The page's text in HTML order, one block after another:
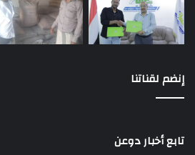
إنضم لقناتنا
تابع أخبار دوعن